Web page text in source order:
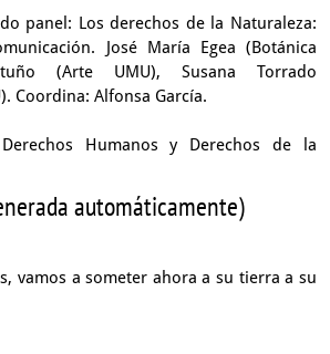
panel: Los derechos de la Naturaleza:
José María Egea (Botánica
(Arte UMU), Susana Torrado
Coordina: Alfonsa García.
Humanos y Derechos de la
automáticamente)
vamos a someter ahoraa su tierra a su